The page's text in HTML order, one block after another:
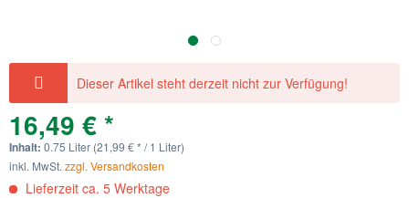
Dieser Artikel steht derzeit nicht zur Verfügung!
16,49 € *
Inhalt: 0.75 Liter (21,99 € * / 1 Liter)
inkl. MwSt. zzgl. Versandkosten
Lieferzeit ca. 5 Werktage